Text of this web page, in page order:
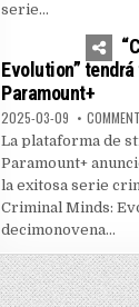
serie...
0
Evolution”
Paramount+
2025-03-09
La plataforma de
Paramount+
la exitosa serie
Criminal Minds:
decimonovena...